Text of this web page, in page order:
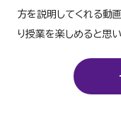
方を説明してくれる動
り授業を楽しめると思い